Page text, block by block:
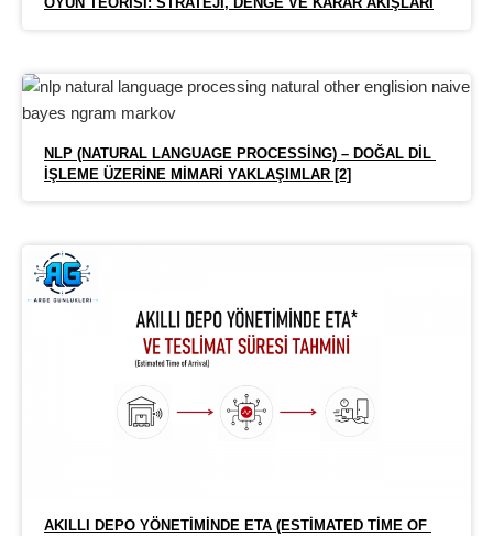
NLP (NATURAL LANGUAGE PROCESSING) – DOĞAL DIL
İŞLEME ÜZERINE MIMARI YAKLAŞIMLAR [2]
AKILLI DEPO YÖNETIMINDE ETA (ESTIMATED TIME OF